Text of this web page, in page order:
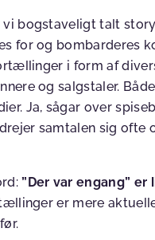
vi bogstaveligt talt
for og bombarderes
i form af
og salgstaler.
Ja, sågar over
samtalen sig ofte
”Der var engang” er
er mere